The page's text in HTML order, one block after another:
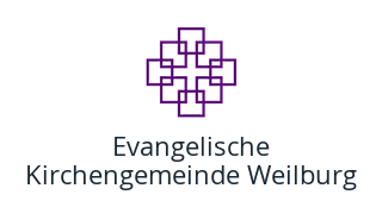
Evangelische
Kirchengemeinde Weilburg